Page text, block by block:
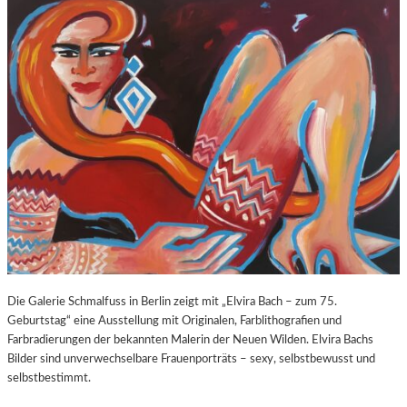
A
R
T
S
2
0
.
G
E
B
U
R
S
T
A
G
X
P
O
S
U
E
“
I
N
D
E
R
O
R
N
F
Die Galerie Schmalfuss in Berlin zeigt mit „Elvira Bach – zum 75.
Geburtstag“ eine Ausstellung mit Originalen, Farblithografien und
Farbradierungen der bekannten Malerin der Neuen Wilden. Elvira Bachs
Bilder sind unverwechselbare Frauenporträts – sexy, selbstbewusst und
selbstbestimmt.